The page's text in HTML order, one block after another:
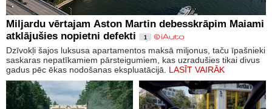
Miljardu vērtajam Aston Martin debesskrāpim Maiami
atklājušies nopietni defekti
1
Dzīvokļi šajos luksusa apartamentos maksā miljonus, taču īpašnieki
saskaras nepatīkamiem pārsteigumiem, kas uzradušies tikai divus
gadus pēc ēkas nodošanas ekspluatācijā. LASĪT VAIRĀK